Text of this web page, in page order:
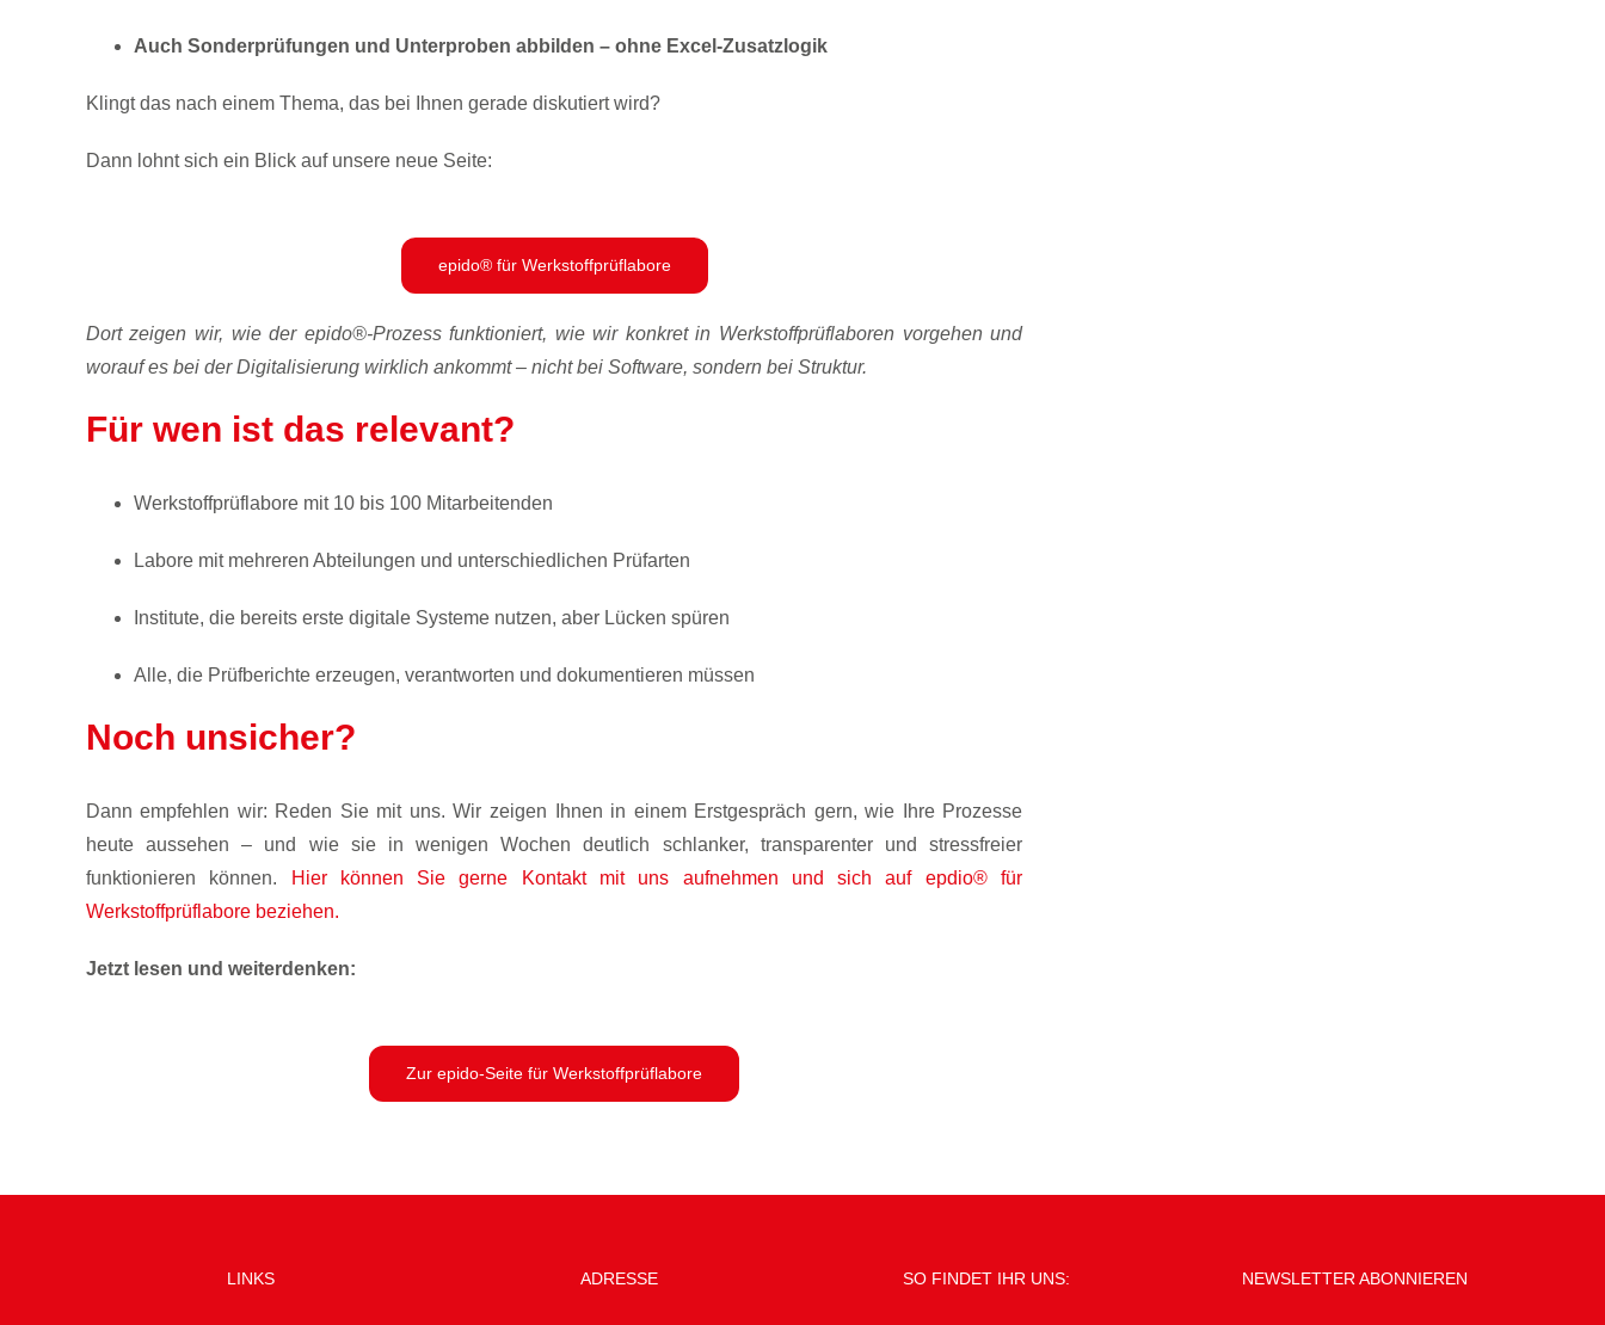
Auch Sonderprüfungen und Unterproben abbilden – ohne Excel-Zusatzlogik
Klingt das nach einem Thema, das bei Ihnen gerade diskutiert wird?
Dann lohnt sich ein Blick auf unsere neue Seite:
epido® für Werkstoffprüflabore
Dort zeigen wir, wie der epido®-Prozess funktioniert, wie wir konkret in Werkstoffprüflaboren vorgehen und
worauf es bei der Digitalisierung wirklich ankommt – nicht bei Software, sondern bei Struktur.
Für wen ist das relevant?
Werkstoffprüflabore mit 10 bis 100 Mitarbeitenden
Labore mit mehreren Abteilungen und unterschiedlichen Prüfarten
Institute, die bereits erste digitale Systeme nutzen, aber Lücken spüren
Alle, die Prüfberichte erzeugen, verantworten und dokumentieren müssen
Noch unsicher?
Dann empfehlen wir: Reden Sie mit uns. Wir zeigen Ihnen in einem Erstgespräch gern, wie Ihre Prozesse
heute aussehen – und wie sie in wenigen Wochen deutlich schlanker, transparenter und stressfreier
funktionieren können.
Hier können Sie gerne Kontakt mit uns aufnehmen und sich auf epdio® für
Werkstoffprüflabore beziehen.
Jetzt lesen und weiterdenken:
Zur epido-Seite für Werkstoffprüflabore
LINKS ADRESSE SO FINDET IHR UNS: NEWSLETTER ABONNIEREN